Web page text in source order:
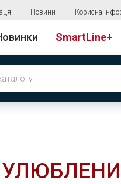
Новини Корисна
SmartLine+